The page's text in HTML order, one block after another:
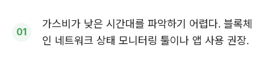
가스비가 낮은 시간대를 파악하기 어렵다. 블록체
인 네트워크 상태 모니터링 툴이나 앱 사용 권장.